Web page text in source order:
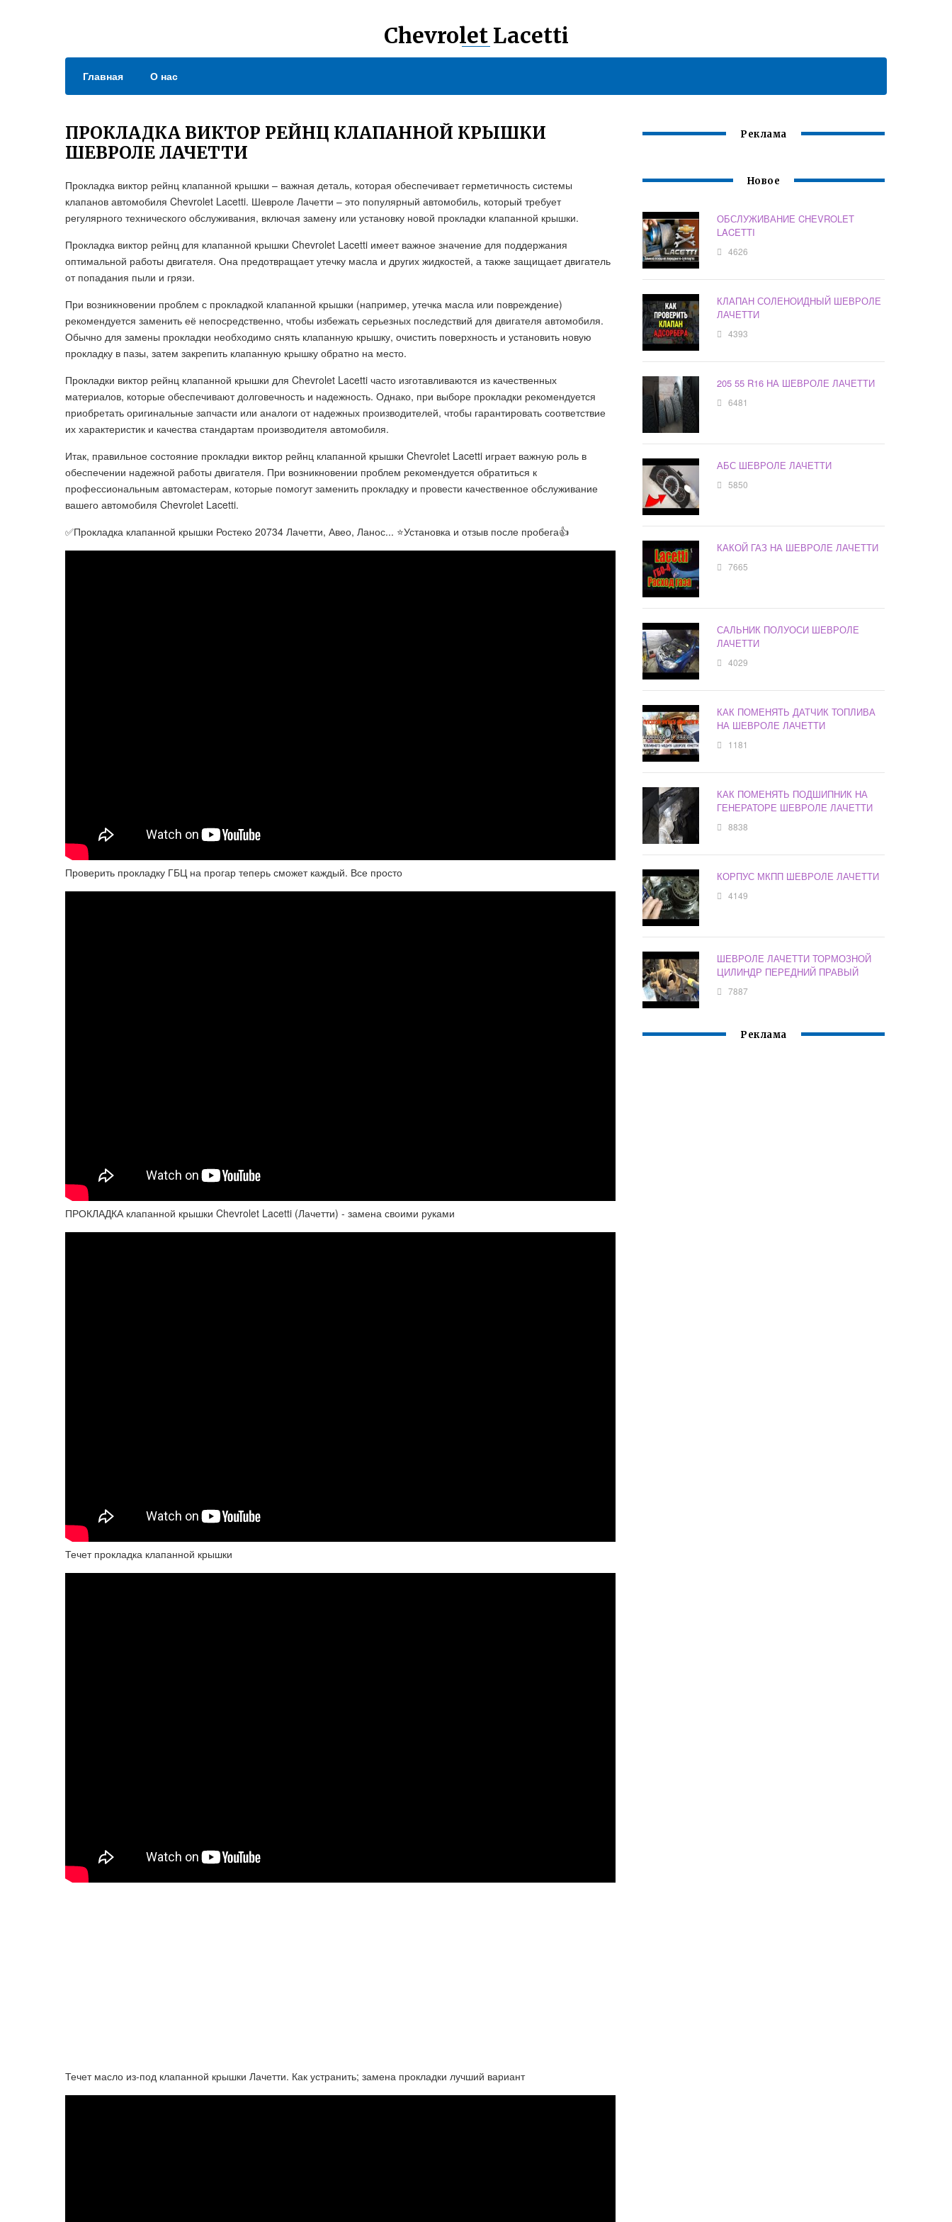
Chevrolet Lacetti
Главная О нас
ПРОКЛАДКА ВИКТОР РЕЙНЦ КЛАПАННОЙ КРЫШКИ
ШЕВРОЛЕ ЛАЧЕТТИ
Прокладка виктор рейнц клапанной крышки – важная деталь, которая обеспечивает герметичность системы
клапанов автомобиля Chevrolet Lacetti. Шевроле Лачетти – это популярный автомобиль, который требует
регулярного технического обслуживания, включая замену или установку новой прокладки клапанной крышки.
Прокладка виктор рейнц для клапанной крышки Chevrolet Lacetti имеет важное значение для поддержания
оптимальной работы двигателя. Она предотвращает утечку масла и других жидкостей, а также защищает двигатель
от попадания пыли и грязи.
При возникновении проблем с прокладкой клапанной крышки (например, утечка масла или повреждение)
рекомендуется заменить её непосредственно, чтобы избежать серьезных последствий для двигателя автомобиля.
Обычно для замены прокладки необходимо снять клапанную крышку, очистить поверхность и установить новую
прокладку в пазы, затем закрепить клапанную крышку обратно на место.
Прокладки виктор рейнц клапанной крышки для Chevrolet Lacetti часто изготавливаются из качественных
материалов, которые обеспечивают долговечность и надежность. Однако, при выборе прокладки рекомендуется
приобретать оригинальные запчасти или аналоги от надежных производителей, чтобы гарантировать соответствие
их характеристик и качества стандартам производителя автомобиля.
Итак, правильное состояние прокладки виктор рейнц клапанной крышки Chevrolet Lacetti играет важную роль в
обеспечении надежной работы двигателя. При возникновении проблем рекомендуется обратиться к
профессиональным автомастерам, которые помогут заменить прокладку и провести качественное обслуживание
вашего автомобиля Chevrolet Lacetti.
✅Прокладка клапанной крышки Ростеко 20734 Лачетти, Авео, Ланос... ⭐Установка и отзыв после пробега👍
Проверить прокладку ГБЦ на прогар теперь сможет каждый. Все просто
ПРОКЛАДКА клапанной крышки Chevrolet Lacetti (Лачетти) - замена своими руками
Течет прокладка клапанной крышки
Течет масло из-под клапанной крышки Лачетти. Как устранить; замена прокладки лучший вариант
Реклама
Новое
ОБСЛУЖИВАНИЕ CHEVROLET
LACETTI
4626
КЛАПАН СОЛЕНОИДНЫЙ ШЕВРОЛЕ
ЛАЧЕТТИ
4393
205 55 R16 НА ШЕВРОЛЕ ЛАЧЕТТИ
6481
АБС ШЕВРОЛЕ ЛАЧЕТТИ
5850
КАКОЙ ГАЗ НА ШЕВРОЛЕ ЛАЧЕТТИ
7665
САЛЬНИК ПОЛУОСИ ШЕВРОЛЕ
ЛАЧЕТТИ
4029
КАК ПОМЕНЯТЬ ДАТЧИК ТОПЛИВА
НА ШЕВРОЛЕ ЛАЧЕТТИ
1181
КАК ПОМЕНЯТЬ ПОДШИПНИК НА
ГЕНЕРАТОРЕ ШЕВРОЛЕ ЛАЧЕТТИ
8838
КОРПУС МКПП ШЕВРОЛЕ ЛАЧЕТТИ
4149
ШЕВРОЛЕ ЛАЧЕТТИ ТОРМОЗНОЙ
ЦИЛИНДР ПЕРЕДНИЙ ПРАВЫЙ
7887
Реклама